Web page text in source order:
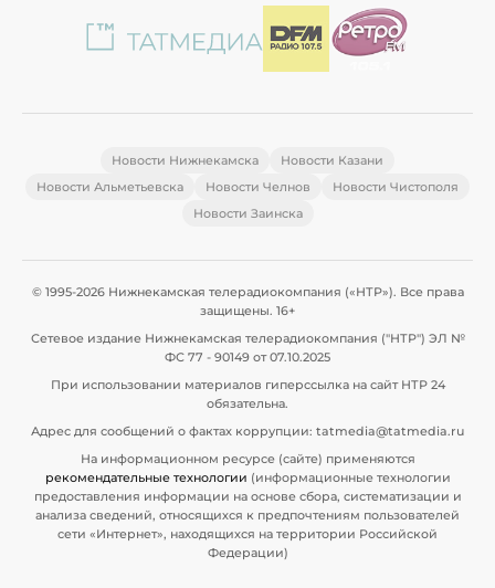
Новости Нижнекамска
Новости Казани
Новости Альметьевска
Новости Челнов
Новости Чистополя
Новости Заинска
© 1995-2026 Нижнекамская телерадиокомпания («НТР»). Все права
защищены. 16+
Сетевое издание Нижнекамская телерадиокомпания ("НТР") ЭЛ №
ФС 77 - 90149 от 07.10.2025
При использовании материалов гиперссылка на сайт НТР 24
обязательна.
Адрес для сообщений о фактах коррупции: tatmedia@tatmedia.ru
На информационном ресурсе (сайте) применяются
рекомендательные технологии (информационные технологии
предоставления информации на основе сбора, систематизации и
анализа сведений, относящихся к предпочтениям пользователей
сети «Интернет», находящихся на территории Российской
Федерации)